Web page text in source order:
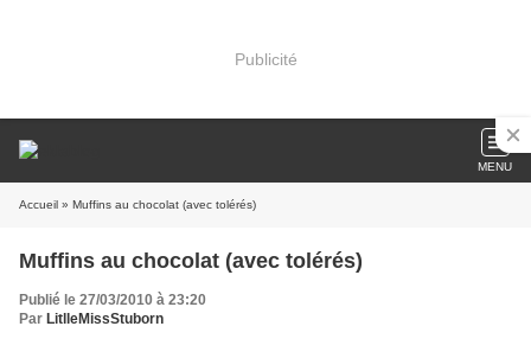
Publicité
MENU
Accueil » Muffins au chocolat (avec tolérés)
Muffins au chocolat (avec tolérés)
Publié le 27/03/2010 à 23:20
Par LitlleMissStuborn